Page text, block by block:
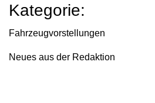
Kategorie:
Fahrzeugvorstellungen
Neues aus der Redaktion